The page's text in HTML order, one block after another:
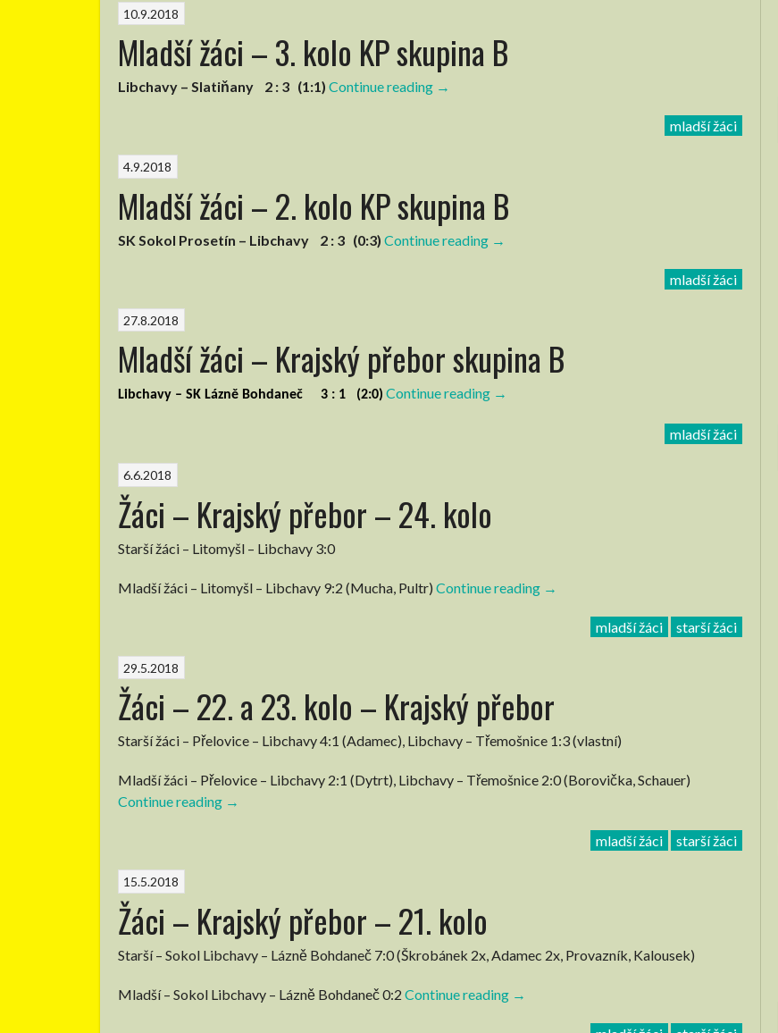
a
5.
10.9.2018
Mladší žáci – 3. kolo KP skupina B
Libchavy – Slatiňany 2 : 3 (1:1) Continue reading “Mladší
KP
skupina
B”
→
mladší žáci
4.9.2018
Mladší žáci – 2. kolo KP skupina B
SK Sokol Prosetín – Libchavy 2 : 3 (0:3) Continue reading “Mladší
KP
skupina
B”
→
mladší žáci
27.8.2018
Mladší žáci – Krajský přebor skupina B
Libchavy – SK Lázně Bohdaneč 3 : 1 (2:0) Continue reading “Mladší
→
mladší žáci
6.6.2018
Žáci – Krajský přebor – 24. kolo
Starší žáci – Litomyšl – Libchavy 3:0
Mladší žáci – Litomyšl – Libchavy 9:2 (Mucha, Pultr) Continue reading “Žáci
kolo”
→
mladší žáci starší žáci
29.5.2018
Žáci – 22. a 23. kolo – Krajský přebor
Starší žáci – Přelovice – Libchavy 4:1 (Adamec), Libchavy – Třemošnice 1:3 (vlastní)
Mladší žáci – Přelovice – Libchavy 2:1 (Dytrt), Libchavy – Třemošnice 2:0 (Borovička, Schauer)
Continue reading “Žáci
kolo
–
Krajský
→
mladší žáci starší žáci
15.5.2018
Žáci – Krajský přebor – 21. kolo
Starší – Sokol Libchavy – Lázně Bohdaneč 7:0 (Škrobánek 2x, Adamec 2x, Provazník, Kalousek)
Mladší – Sokol Libchavy – Lázně Bohdaneč 0:2 Continue reading “Žáci
→